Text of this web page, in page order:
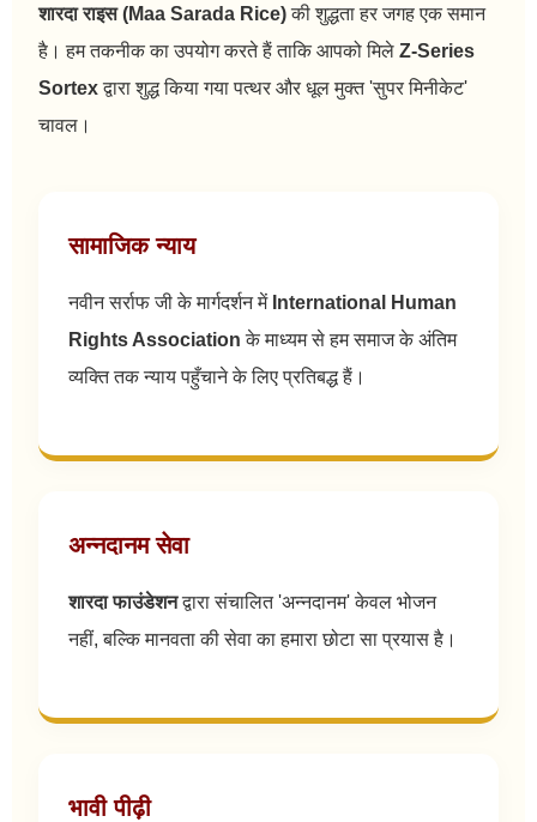
शारदा राइस (Maa Sarada Rice)की शुद्धता हर जगह एक समान
है। हम तकनीक का उपयोग करते हैं ताकि आपको मिलेZ-Series
Sortexद्वारा शुद्ध किया गया पत्थर और धूल मुक्त 'सुपर मिनीकेट'
चावल।
सामाजिक न्याय
नवीन सर्राफ जी के मार्गदर्शन में International Human
Rights Association के माध्यम से हम समाज के अंतिम
व्यक्ति तक न्याय पहुँचाने के लिए प्रतिबद्ध हैं।
अन्नदानम सेवा
शारदा फाउंडेशनद्वारा संचालित 'अन्नदानम' केवल भोजन
नहीं, बल्कि मानवता की सेवा का हमारा छोटा सा प्रयास है।
भावी पीढ़ी